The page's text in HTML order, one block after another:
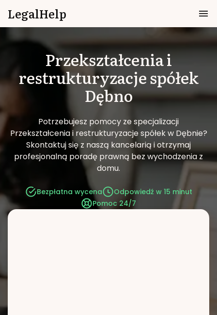
LegalHelp
Przekształcenia i
restrukturyzacje spółek
Dębno
Potrzebujesz pomocy ze specjalizacji
Przekształcenia i restrukturyzacje spółek w Dębnie?
Skontaktuj się z naszą kancelarią i otrzymaj
profesjonalną poradę prawną bez wychodzenia z
domu.
Bezpłatna wycena
Odpowiedź w 15 minut
Pomoc 24/7